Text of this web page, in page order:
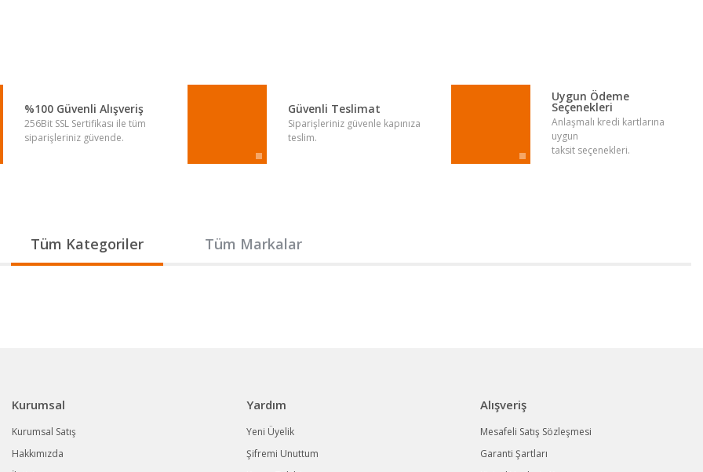
%100 Güvenli Alışveriş
256Bit SSL Sertifikası ile tüm
siparişleriniz güvende.
Güvenli Teslimat
Siparişleriniz güvenle kapınıza
teslim.
Uygun Ödeme
Seçenekleri
Anlaşmalı kredi kartlarına
uygun
taksit seçenekleri.
Tüm Kategoriler Tüm Markalar
Kurumsal
Kurumsal Satış
Hakkımızda
Yardım
Yeni Üyelik
Şifremi Unuttum
Alışveriş
Mesafeli Satış Sözleşmesi
Garanti Şartları